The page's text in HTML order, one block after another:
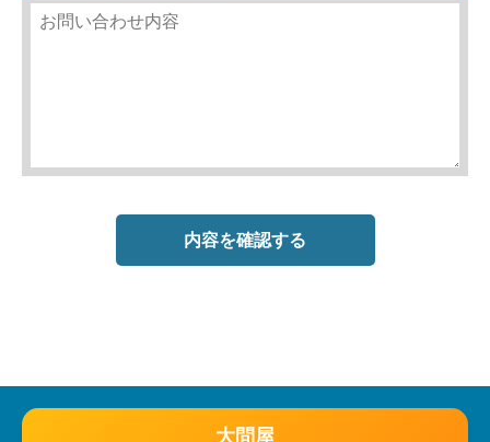
大問屋